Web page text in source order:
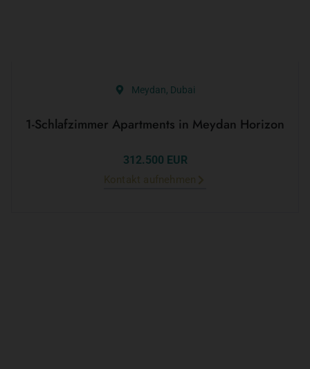
Meydan, Dubai
1-Schlafzimmer Apartments in Meydan Horizon
312.500 EUR
Kontakt aufnehmen